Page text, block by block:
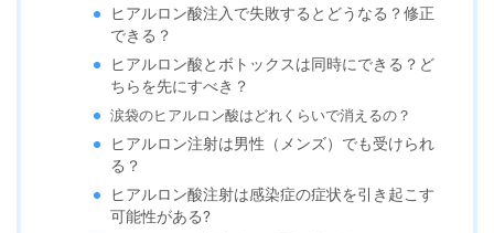
ヒアルロン酸注入で失敗するとどうなる？修正
できる？
ヒアルロン酸とボトックスは同時にできる？ど
ちらを先にすべき？
涙袋のヒアルロン酸はどれくらいで消えるの？
ヒアルロン注射は男性（メンズ）でも受けられ
る？
ヒアルロン酸注射は感染症の症状を引き起こす
可能性がある?